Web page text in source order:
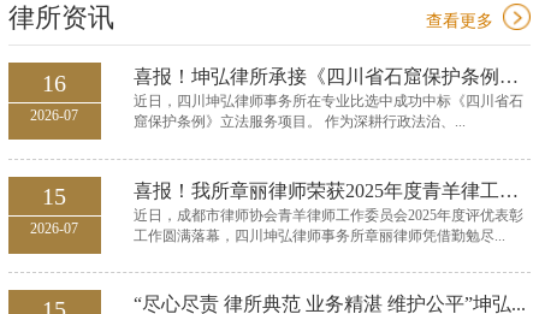
律所资讯 查看更多
16
2026-07
喜报！坤弘律所承接《四川省石窟保护条例》立法服...
近日，四川坤弘律师事务所在专业比选中成功中标《四川省石
窟保护条例》立法服务项目。 作为深耕行政法治、...
15
2026-07
喜报！我所章丽律师荣获2025年度青羊律工委优秀委...
近日，成都市律师协会青羊律师工作委员会2025年度评优表彰
工作圆满落幕，四川坤弘律师事务所章丽律师凭借勤勉尽...
“尽心尽责 律所典范 业务精湛 维护公平”坤弘...